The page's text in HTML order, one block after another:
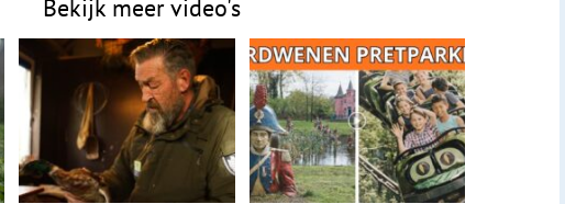
Bekijk meer video's